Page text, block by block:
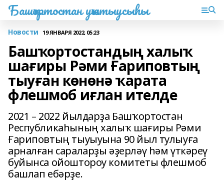
Башҡортостан уҡытыусыһы
Новости 19 ЯНВАРЯ 2022, 05:23
Башҡортостандың халыҡ
шағиры Рәми Ғариповтың
тыуған көнөнә ҡарата
флешмоб иғлан ителде
2021 – 2022 йылдарҙа Башҡортостан
Республикаһының халыҡ шағиры Рәми
Ғариповтың тыуыуына 90 йыл тулыуға
арналған сараларҙы әҙерләү һәм үткәреү
буйынса ойоштороу комитеты флешмоб
башлап ебәрҙе.